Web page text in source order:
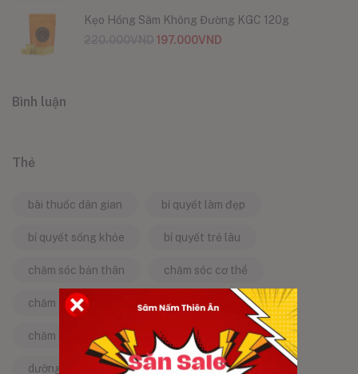
Kẹo Hồng Sâm Không Đường KGC 120g
197.000VND
Bình luận
Thẻ
bài thuốc dân gian bí quyết làm đẹp
bí quyết sống khỏe bí quyết trẻ lâu
chăm sóc bản thân chăm sóc cơ thể
chăm sóc da chăm sóc sức khỏe
chăm sóc sức khỏe tự nhiên chống lão hóa
dưỡng da tự nhiên dưỡng sinh